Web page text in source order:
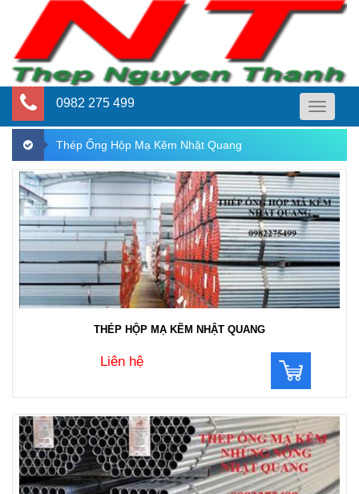
0982 275 499
Toggle
Thép Ống Hộp Mạ Kẽm Nhật Quang
THÉP HỘP MẠ KẼM NHẬT QUANG
Liên hệ